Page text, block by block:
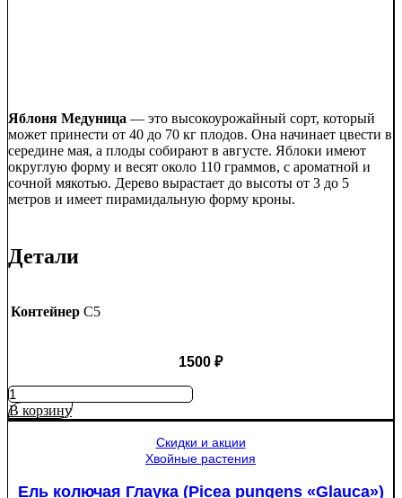
Яблоня Медуница — это высокоурожайный сорт, который
может принести от 40 до 70 кг плодов. Она начинает цвести в
середине мая, а плоды собирают в августе. Яблоки имеют
округлую форму и весят около 110 граммов, с ароматной и
сочной мякотью. Дерево вырастает до высоты от 3 до 5
метров и имеет пирамидальную форму кроны.
Детали
Контейнер C5
1500 ₽
Количество
товара
Яблоня
В корзину
Скидки и акции
Хвойные растения
Ель колючая Глаука (Picea pungens «Glauca»)